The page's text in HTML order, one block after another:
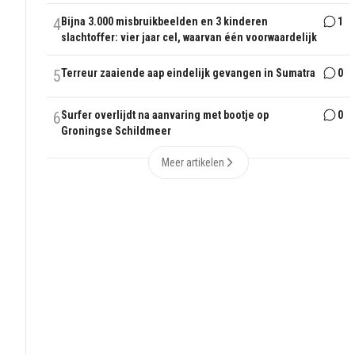
4Bijna 3.000 misbruikbeelden en 3 kinderen
slachtoffer: vier jaar cel, waarvan één voorwaardelijk
1
5Terreur zaaiende aap eindelijk gevangen in Sumatra 0
6Surfer overlijdt na aanvaring met bootje op
Groningse Schildmeer
0
Meer artikelen